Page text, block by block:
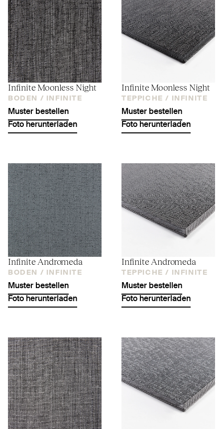
Infinite Moonless Night
BODEN / INFINITE
Muster bestellen
Foto herunterladen
Infinite Moonless Night
TEPPICHE / INFINITE
Muster bestellen
Foto herunterladen
Infinite Andromeda
BODEN / INFINITE
Muster bestellen
Foto herunterladen
Infinite Andromeda
TEPPICHE / INFINITE
Muster bestellen
Foto herunterladen